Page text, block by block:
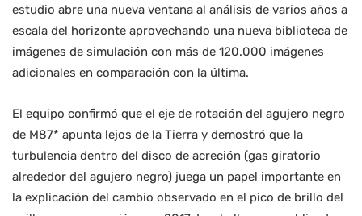
estudio abre una nueva ventana al análisis de varios años a
escala del horizonte aprovechando una nueva biblioteca de
imágenes de simulación con más de 120.000 imágenes
adicionales en comparación con la última.
El equipo confirmó que el eje de rotación del agujero negro
de M87* apunta lejos de la Tierra y demostró que la
turbulencia dentro del disco de acreción (gas giratorio
alrededor del agujero negro) juega un papel importante en
la explicación del cambio observado en el pico de brillo del